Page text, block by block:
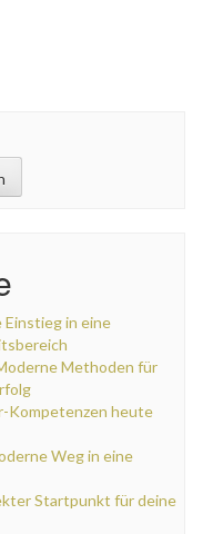
Einstieg in eine
Methoden für
Kompetenzen heute
Weg in eine
Startpunkt für deine